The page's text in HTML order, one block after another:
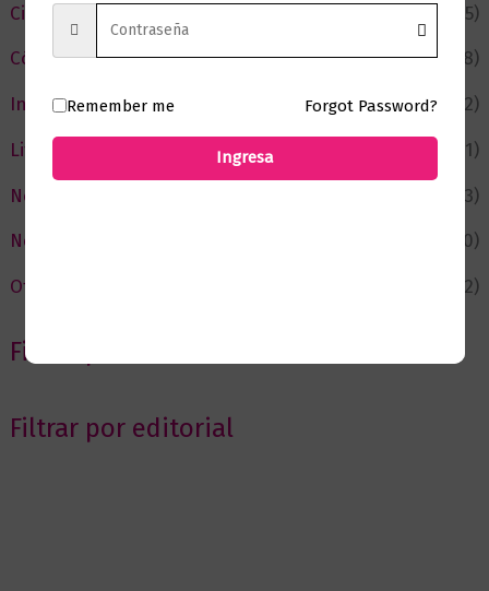
Ciencia y Conocimiento
(75)
Cómic y Fantasía
(88)
Infantil y Juvenil
(212)
Literatura
(371)
Negocios
(43)
Novedades
(110)
Ofertas
(12)
Filtrar por Autor
Filtrar por editorial
Remember me Forgot Password?
Ingresa